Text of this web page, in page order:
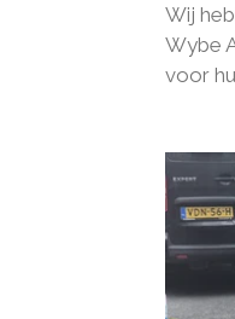
Wij
Wybe
voor